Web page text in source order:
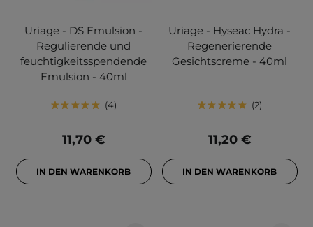
Uriage - DS Emulsion -
Regulierende und
feuchtigkeitsspendende
Emulsion - 40ml
4
11,70 €
IN DEN WARENKORB
Uriage - Hyseac Hydra -
Regenerierende
Gesichtscreme - 40ml
2
11,20 €
IN DEN WARENKORB